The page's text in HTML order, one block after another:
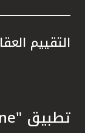
التقييم
تطبيق "KFHOnline" للهواتف الذكية